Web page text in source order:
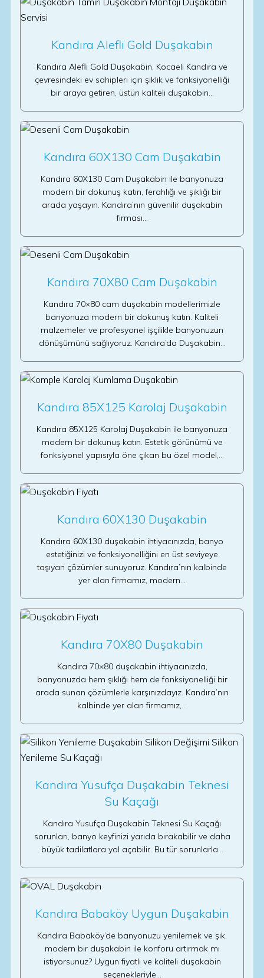
Kandıra Alefli Gold Duşakabin
Kandıra Alefli Gold Duşakabin, Kocaeli Kandıra ve
çevresindeki ev sahipleri için şıklık ve fonksiyonelliği
bir araya getiren, üstün kaliteli duşakabin…
Kandıra 60X130 Cam Duşakabin
Kandıra 60X130 Cam Duşakabin ile banyonuza
modern bir dokunuş katın, ferahlığı ve şıklığı bir
arada yaşayın. Kandıra’nın güvenilir duşakabin
firması…
Kandıra 70X80 Cam Duşakabin
Kandıra 70×80 cam duşakabin modellerimizle
banyonuza modern bir dokunuş katın. Kaliteli
malzemeler ve profesyonel işçilikle banyonuzun
dönüşümünü sağlıyoruz. Kandıra’da Duşakabin…
Kandıra 85X125 Karolaj Duşakabin
Kandıra 85X125 Karolaj Duşakabin ile banyonuza
modern bir dokunuş katın. Estetik görünümü ve
fonksiyonel yapısıyla öne çıkan bu özel model,…
Kandıra 60X130 Duşakabin
Kandıra 60X130 duşakabin ihtiyacınızda, banyo
estetiğinizi ve fonksiyonelliğini en üst seviyeye
taşıyan çözümler sunuyoruz. Kandıra’nın kalbinde
yer alan firmamız, modern…
Kandıra 70X80 Duşakabin
Kandıra 70×80 duşakabin ihtiyacınızda,
banyonuzda hem şıklığı hem de fonksiyonelliği bir
arada sunan çözümlerle karşınızdayız. Kandıra’nın
kalbinde yer alan firmamız,…
Kandıra Yusufça Duşakabin Teknesi
Su Kaçağı
Kandıra Yusufça Duşakabin Teknesi Su Kaçağı
sorunları, banyo keyfinizi yarıda bırakabilir ve daha
büyük tadilatlara yol açabilir. Bu tür sorunlarla…
Kandıra Babaköy Uygun Duşakabin
Kandıra Babaköy’de banyonuzu yenilemek ve şık,
modern bir duşakabin ile konforu artırmak mı
istiyorsunuz? Uygun fiyatlı ve kaliteli duşakabin
seçenekleriyle…